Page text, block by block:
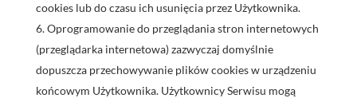
cookies lub do czasu ich usunięcia przez Użytkownika.
Oprogramowanie do przeglądania stron internetowych
(przeglądarka internetowa) zazwyczaj domyślnie
dopuszcza przechowywanie plików cookies w urządzeniu
końcowym Użytkownika. Użytkownicy Serwisu mogą